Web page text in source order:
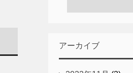
アーカイブ